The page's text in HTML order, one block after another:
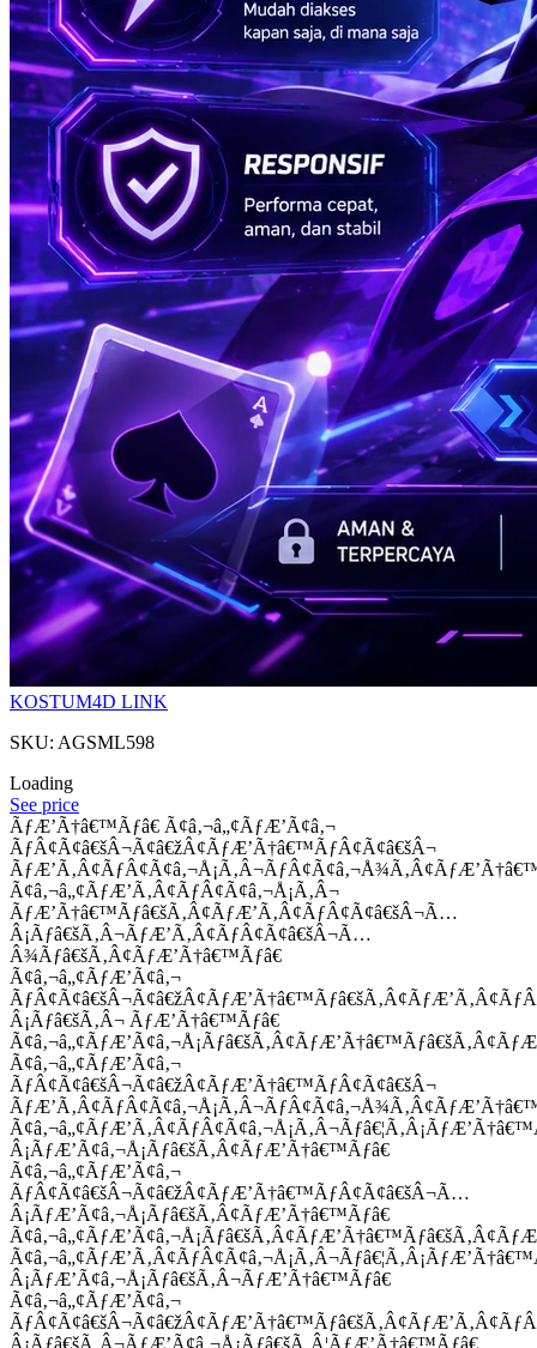
KOSTUM4D LINK
SKU: AGSML598
Loading
See price
ÃƒÆ’Ã†â€™Ãƒâ€ Ã¢â‚¬â„¢ÃƒÆ’Ã¢â‚¬
ÃƒÂ¢Ã¢â€šÂ¬Ã¢â€žÂ¢ÃƒÆ’Ã†â€™ÃƒÂ¢Ã¢â€šÂ¬
Ã¢â‚¬â„¢ÃƒÆ’Ã‚Â¢ÃƒÂ¢Ã¢â‚¬Å¡Ã‚Â¬
ÃƒÆ’Ã†â€™Ãƒâ€šÃ‚Â¢ÃƒÆ’Ã‚Â¢ÃƒÂ¢Ã¢â€šÂ¬Ã…
Â¡Ãƒâ€šÃ‚Â¬ÃƒÆ’Ã‚Â¢ÃƒÂ¢Ã¢â€šÂ¬Ã…
Â¾Ãƒâ€šÃ‚Â¢ÃƒÆ’Ã†â€™Ãƒâ€
Ã¢â‚¬â„¢ÃƒÆ’Ã¢â‚¬
Â¡Ãƒâ€šÃ‚Â¬ ÃƒÆ’Ã†â€™Ãƒâ€
Ã¢â‚¬â„¢ÃƒÆ’Ã¢â‚¬
ÃƒÂ¢Ã¢â€šÂ¬Ã¢â€žÂ¢ÃƒÆ’Ã†â€™ÃƒÂ¢Ã¢â€šÂ¬
Â¡ÃƒÆ’Ã¢â‚¬Å¡Ãƒâ€šÃ‚Â¢ÃƒÆ’Ã†â€™Ãƒâ€
Ã¢â‚¬â„¢ÃƒÆ’Ã¢â‚¬
ÃƒÂ¢Ã¢â€šÂ¬Ã¢â€žÂ¢ÃƒÆ’Ã†â€™ÃƒÂ¢Ã¢â€šÂ¬Ã…
Â¡ÃƒÆ’Ã¢â‚¬Å¡Ãƒâ€šÃ‚Â¢ÃƒÆ’Ã†â€™Ãƒâ€
Â¡ÃƒÆ’Ã¢â‚¬Å¡Ãƒâ€šÃ‚Â¬ÃƒÆ’Ã†â€™Ãƒâ€
Ã¢â‚¬â„¢ÃƒÆ’Ã¢â‚¬